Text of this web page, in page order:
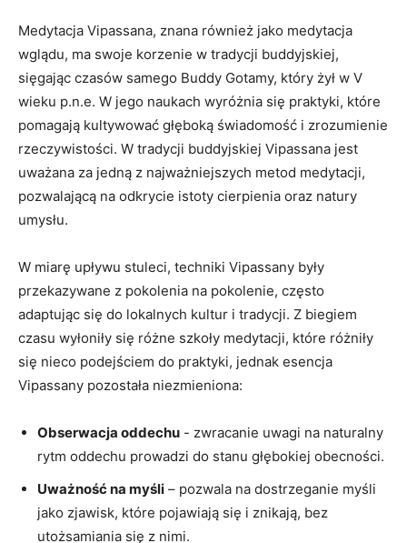
Medytacja Vipassana, ⁢znana⁢ również jako medytacja
wglądu, ma⁣ swoje korzenie w tradycji⁤ buddyjskiej,
sięgając czasów samego Buddy Gotamy, który żył w‍ V
wieku p.n.e. W jego naukach wyróżnia ⁤się praktyki, które
⁣pomagają kultywować⁢ głęboką świadomość i zrozumienie
rzeczywistości. W tradycji ​buddyjskiej Vipassana jest
uważana ​za‍ jedną z⁤ najważniejszych metod medytacji,
pozwalającą na odkrycie‌ istoty cierpienia oraz natury
umysłu.
W miarę upływu stuleci, techniki Vipassany były
przekazywane z pokolenia na pokolenie, często
adaptując⁤ się do lokalnych kultur i ‍tradycji. Z biegiem
czasu wyłoniły się⁣ różne szkoły medytacji, które⁢ różniły
się nieco podejściem‌ do praktyki,‌ jednak esencja
Vipassany pozostała niezmieniona:
Obserwacja⁤ oddechu ⁣- zwracanie ⁤uwagi na⁢ naturalny⁤
rytm oddechu prowadzi do⁢ stanu głębokiej⁣ obecności.
Uważność na myśli – pozwala‌ na dostrzeganie myśli
jako zjawisk, które pojawiają się i znikają, bez
utożsamiania się z nimi.